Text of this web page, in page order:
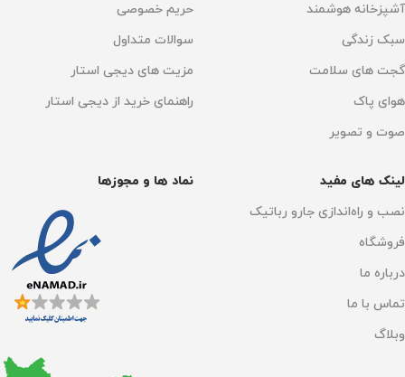
آشپزخانه هوشمند
سبک زندگی
گجت های سلامت
هوای پاک
صوت و تصویر
حریم خصوصی
سوالات متداول
مزیت های دیجی استار
راهنمای خرید از دیجی استار
لینک های مفید
نصب و راه‌اندازی جارو رباتیک
فروشگاه
درباره ما
تماس با ما
وبلاگ
نماد ها و مجوزها